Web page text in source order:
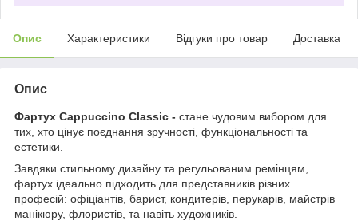
Опис Характеристики Відгуки про товар Доставка
Опис
Фартух Cappuccino Classic - стане чудовим вибором для
тих, хто цінує поєднання зручності, функціональності та
естетики.
Завдяки стильному дизайну та регульованим ремінцям,
фартух ідеально підходить для представників різних
професій: офіціантів, барист, кондитерів, перукарів, майстрів
манікюру, флористів, та навіть художників.